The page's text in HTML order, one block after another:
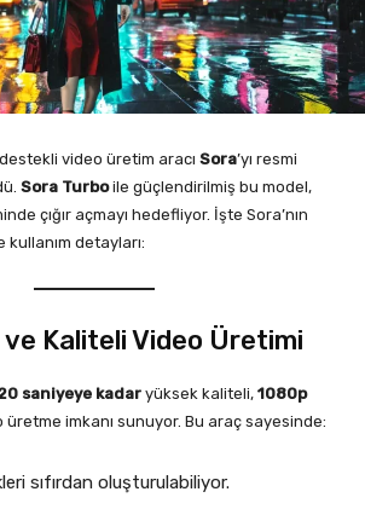
video üretim aracı Sora’yı resmi
Sora Turboile güçlendirilmiş bu model,
çığır açmayı hedefliyor. İşte Sora’nın
detayları:
ve Kaliteli Video Üretimi
saniyeye kadar yüksek kaliteli, 1080p
üretme imkanı sunuyor. Bu araç sayesinde:
sıfırdan oluşturulabiliyor.